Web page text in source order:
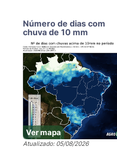
Número de dias com
chuva de 10 mm
Ver mapa
Atualizado: 05/08/2026